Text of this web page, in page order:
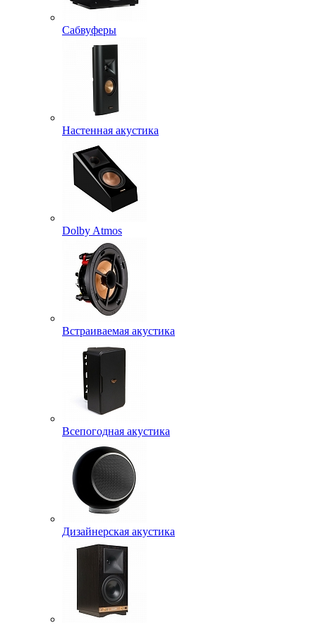
Сабвуферы
Настенная акустика
Dolby Atmos
Встраиваемая акустика
Всепогодная акустика
Дизайнерская акустика